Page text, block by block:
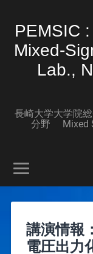
PEMSIC
Mixed-
Lab.,
長崎大学大学院
分野 Mixed
講演情報
電圧出力